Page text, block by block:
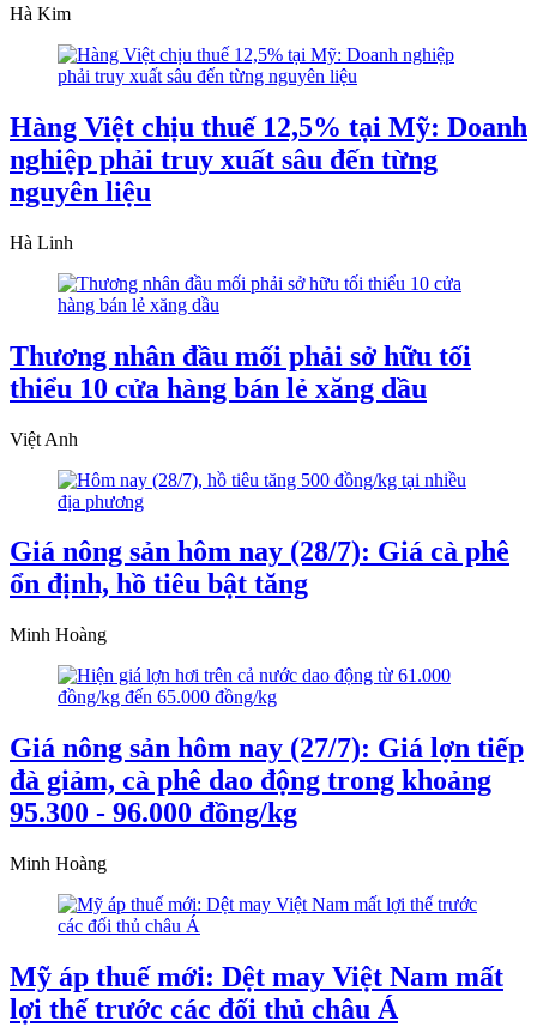
Hà Kim
Hàng Việt chịu thuế 12,5% tại Mỹ: Doanh
nghiệp phải truy xuất sâu đến từng
nguyên liệu
Hà Linh
Thương nhân đầu mối phải sở hữu tối
thiểu 10 cửa hàng bán lẻ xăng dầu
Việt Anh
Giá nông sản hôm nay (28/7): Giá cà phê
ổn định, hồ tiêu bật tăng
Minh Hoàng
Giá nông sản hôm nay (27/7): Giá lợn tiếp
đà giảm, cà phê dao động trong khoảng
95.300 - 96.000 đồng/kg
Minh Hoàng
Mỹ áp thuế mới: Dệt may Việt Nam mất
lợi thế trước các đối thủ châu Á